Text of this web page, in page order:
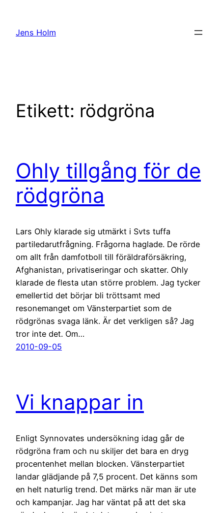
innehåll
Jens Holm
Etikett: rödgröna
Ohly tillgång för de
rödgröna
Lars Ohly klarade sig utmärkt i Svts tuffa
partiledarutfrågning. Frågorna haglade. De rörde
om allt från damfotboll till föräldraförsäkring,
Afghanistan, privatiseringar och skatter. Ohly
klarade de flesta utan större problem. Jag tycker
emellertid det börjar bli tröttsamt med
resonemanget om Vänsterpartiet som de
rödgrönas svaga länk. Är det verkligen så? Jag
tror inte det. Om…
2010-09-05
Vi knappar in
Enligt Synnovates undersökning idag går de
rödgröna fram och nu skiljer det bara en dryg
procentenhet mellan blocken. Vänsterpartiet
landar glädjande på 7,5 procent. Det känns som
en helt naturlig trend. Det märks när man är ute
och kampanjar. Jag har väntat på att det ska